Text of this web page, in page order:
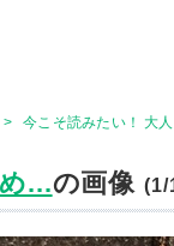
> 今こそ読みたい！ 大
...の画像(1/